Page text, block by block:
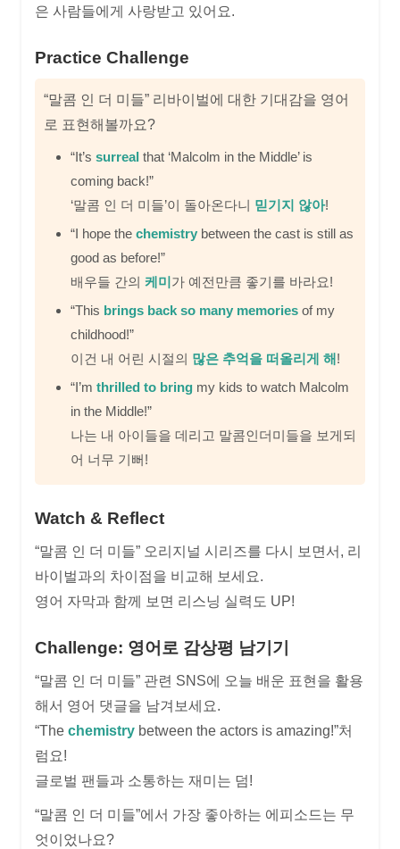
은 사람들에게 사랑받고 있어요.
Practice Challenge
“말콤 인 더 미들” 리바이벌에 대한 기대감을 영어
로 표현해볼까요?
“It’s surreal that ‘Malcolm in the Middle’ is
coming back!”
‘말콤 인 더 미들’이 돌아온다니 믿기지 않아!
“I hope the chemistry between the cast is still as
good as before!”
배우들 간의 케미가 예전만큼 좋기를 바라요!
“This brings back so many memories of my
childhood!”
이건 내 어린 시절의 많은 추억을 떠올리게 해!
“I’m thrilled to bring my kids to watch Malcolm
in the Middle!”
나는 내 아이들을 데리고 말콤인더미들을 보게되
어 너무 기뻐!
Watch & Reflect
“말콤 인 더 미들” 오리지널 시리즈를 다시 보면서, 리
바이벌과의 차이점을 비교해 보세요.
영어 자막과 함께 보면 리스닝 실력도 UP!
Challenge: 영어로 감상평 남기기
“말콤 인 더 미들” 관련 SNS에 오늘 배운 표현을 활용
해서 영어 댓글을 남겨보세요.
“The chemistry between the actors is amazing!”처
럼요!
글로벌 팬들과 소통하는 재미는 덤!
“말콤 인 더 미들”에서 가장 좋아하는 에피소드는 무
엇이었나요?